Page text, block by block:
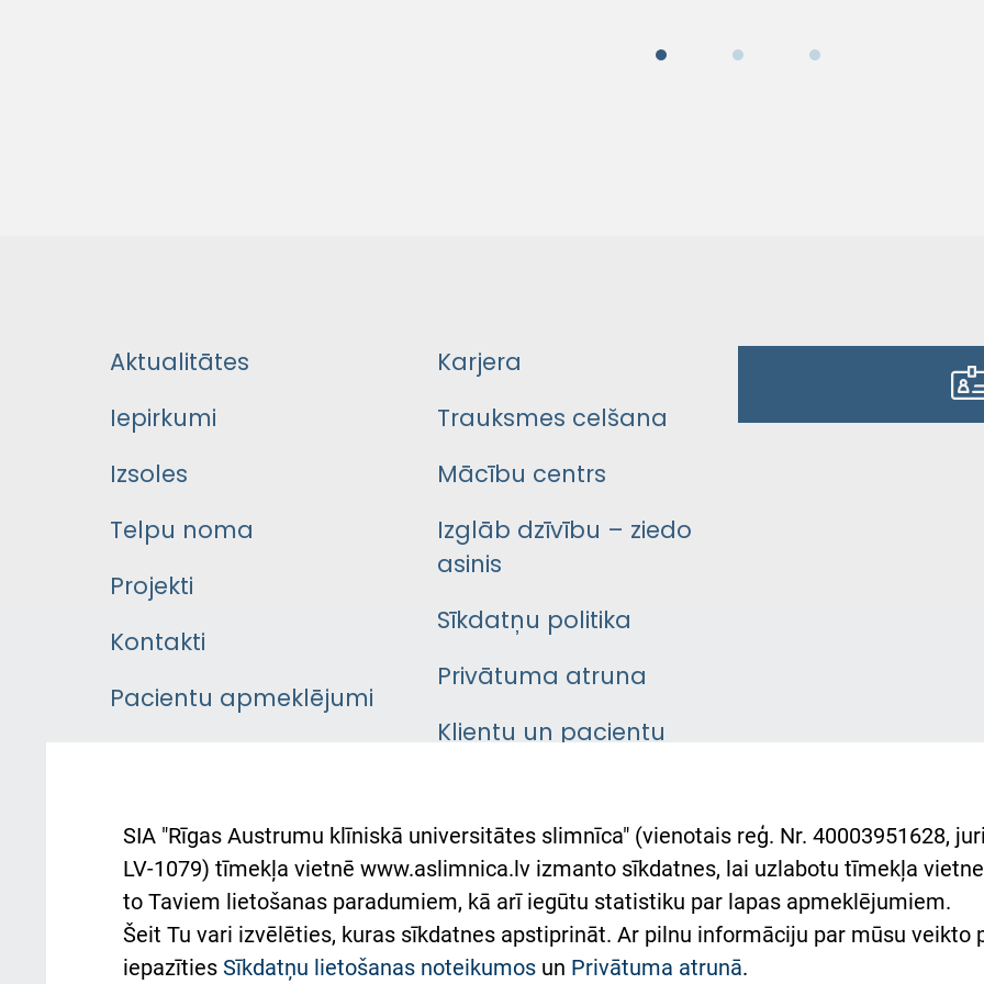
Aktualitātes
Iepirkumi
Izsoles
Telpu noma
Projekti
Kontakti
Pacientu apmeklējumi
Pacienta
atsauksmju/sūdzību
iesniegšanas kārtība
Kā pie mums nokļūt
Karjera
Trauksmes celšana
Mācību centrs
Izglāb dzīvību – ziedo
asinis
Sīkdatņu politika
Privātuma atruna
Klientu un pacientu
Austrumu slimnīcas
atbalsts Ukrainai
Підтримка Східної лікарні
та співпраця з Україною
SIA "Rīgas Austrumu klīniskā universitātes slimnīca" (vienotais reģ. Nr. 40003951628,
LV-1079) tīmekļa vietnē www.aslimnica.lv izmanto sīkdatnes, lai uzlabotu tīmekļa
to Taviem lietošanas paradumiem, kā arī iegūtu statistiku par lapas apmeklējumiem.
Šeit Tu vari izvēlēties, kuras sīkdatnes apstiprināt. Ar pilnu informāciju par mūsu veikto
iepazīties Sīkdatņu lietošanas noteikumos un Privātuma atrunā.